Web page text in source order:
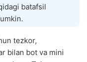
batafsil
tezkor,
bilan bot va mini